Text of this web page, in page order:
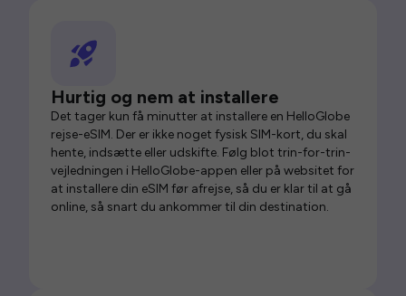
Hurtig og nem at installere
Det tager kun få minutter at installere en HelloGlobe
rejse-eSIM. Der er ikke noget fysisk SIM-kort, du skal
hente, indsætte eller udskifte. Følg blot trin-for-trin-
vejledningen i HelloGlobe-appen eller på websitet for
at installere din eSIM før afrejse, så du er klar til at gå
online, så snart du ankommer til din destination.